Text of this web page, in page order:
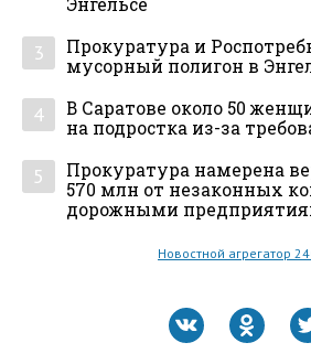
Энгельсе
3
Прокуратура и
мусорный полигон в
4
В Саратове около 50
на подростка из-за
5
Прокуратура намерена
570 млн от незаконных
дорожными
Новостной агрегатор